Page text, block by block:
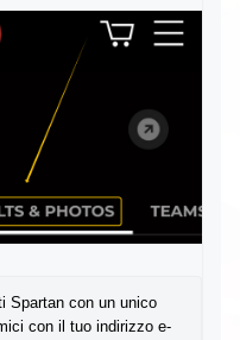
Spartan con un unico
con il tuo indirizzo e-